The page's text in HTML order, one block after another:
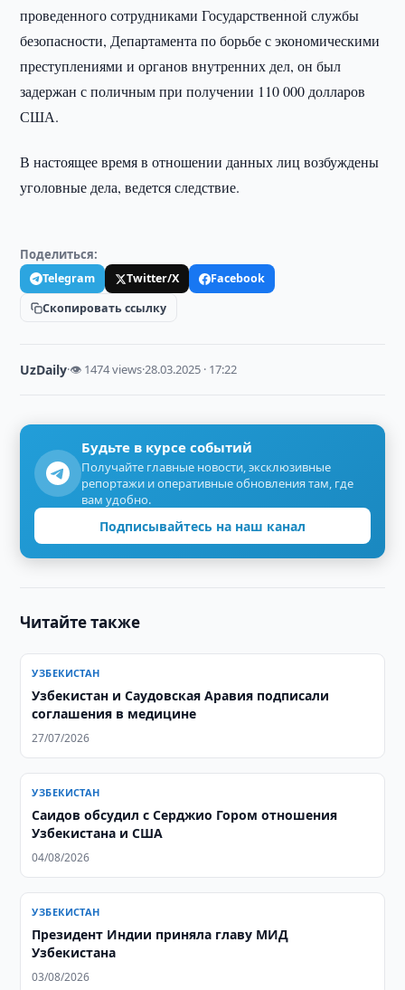
проведенного сотрудниками Государственной службы
безопасности, Департамента по борьбе с экономическими
преступлениями и органов внутренних дел, он был
задержан с поличным при получении 110 000 долларов
США.
В настоящее время в отношении данных лиц возбуждены
уголовные дела, ведется следствие.
Поделиться:
Telegram Twitter/X
Facebook
Скопировать ссылку
UzDaily·👁 1474 views·28.03.2025 · 17:22
Будьте в курсе событий
Получайте главные новости, эксклюзивные
репортажи и оперативные обновления там, где
вам удобно.
Подписывайтесь на наш канал
Читайте также
УЗБЕКИСТАН
Узбекистан и Саудовская Аравия подписали
соглашения в медицине
27/07/2026
УЗБЕКИСТАН
Саидов обсудил с Серджио Гором отношения
Узбекистана и США
04/08/2026
УЗБЕКИСТАН
Президент Индии приняла главу МИД
Узбекистана
03/08/2026